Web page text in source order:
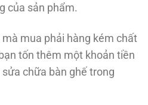
của sản phẩm.
mua phải hàng kém chất
tốn thêm một khoản tiền
chữa bàn ghế trong